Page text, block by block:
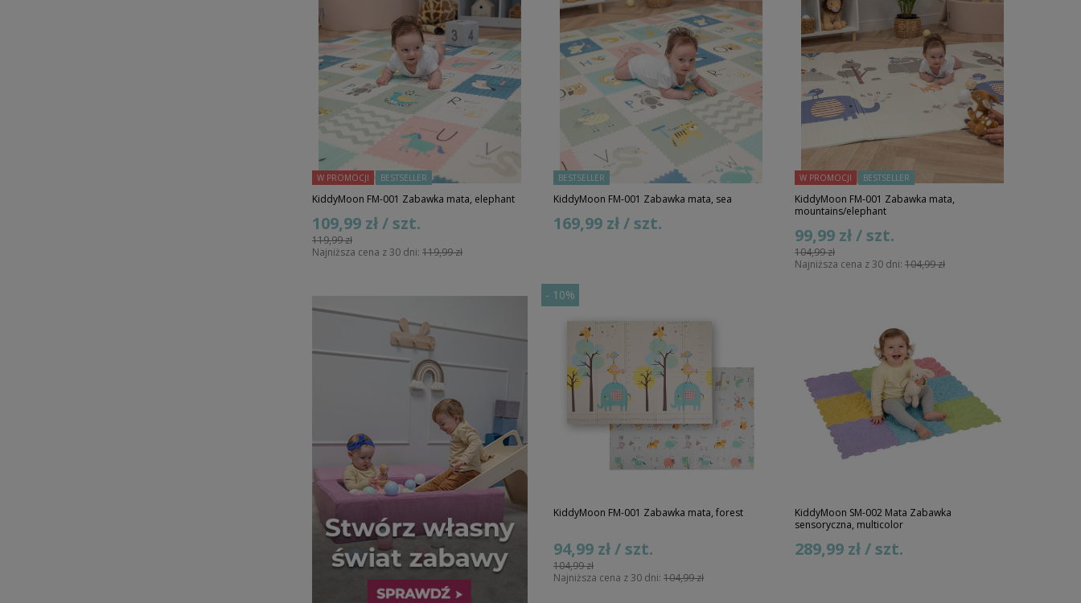
W PROMOCJI BESTSELLER
KiddyMoon FM-001 Zabawka mata, elephant
119,99 zł
109,99 zł / szt.
Najniższa cena z 30 dni: 119,99 zł
BESTSELLER
KiddyMoon FM-001 Zabawka mata, sea
169,99 zł / szt.
W PROMOCJI BESTSELLER
KiddyMoon FM-001 Zabawka mata,
mountains/elephant
104,99 zł
99,99 zł / szt.
Najniższa cena z 30 dni: 104,99 zł
- 10%
KiddyMoon FM-001 Zabawka mata, forest
104,99 zł
94,99 zł / szt.
Najniższa cena z 30 dni: 104,99 zł
KiddyMoon SM-002 Mata Zabawka
sensoryczna, multicolor
289,99 zł / szt.